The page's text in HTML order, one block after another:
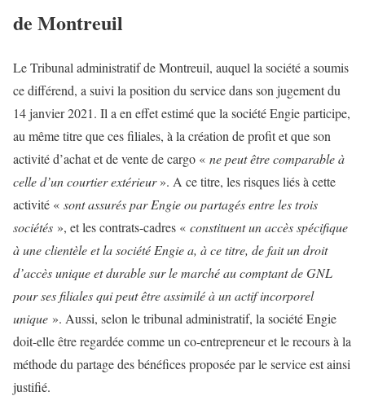
de Montreuil
Le Tribunal administratif de Montreuil, auquel la société a soumis
ce différend, a suivi la position du service dans son jugement du
14 janvier 2021. Il a en effet estimé que la société Engie participe,
au même titre que ces filiales, à la création de profit et que son
activité d’achat et de vente de cargo « ne peut être comparable à
celle d’un courtier extérieur». A ce titre, les risques liés à cette
activité « sont assurés par Engie ou partagés entre les trois
sociétés », et les contrats-cadres « constituent un accès spécifique
à une clientèle et la société Engie a, à ce titre, de fait un droit
d’accès unique et durable sur le marché au comptant de GNL
pour ses filiales qui peut être assimilé à un actif incorporel
unique ». Aussi, selon le tribunal administratif, la société Engie
doit-elle être regardée comme un co-entrepreneur et le recours à la
méthode du partage des bénéfices proposée par le service est ainsi
justifié.